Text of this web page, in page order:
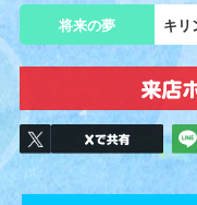
将来の夢 キリ